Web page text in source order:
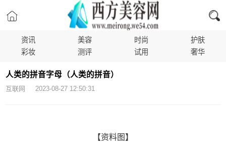
资讯 美容 时尚
护肤
彩妆
测评 试用 奢华
人类的拼音字母（人类的拼音）
互联网 2023-08-27 12:50:31
【资料图】